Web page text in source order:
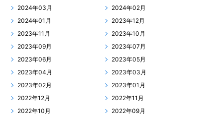
2024年03月
2024年02月
2024年01月
2023年12月
2023年11月
2023年10月
2023年09月
2023年07月
2023年06月
2023年05月
2023年04月
2023年03月
2023年02月
2023年01月
2022年12月
2022年11月
2022年10月
2022年09月